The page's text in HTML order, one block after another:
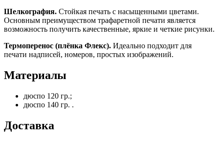
Шелкография. Стойкая печать с насыщенными цветами.
Основным преимуществом трафаретной печати является
возможность получить качественные, яркие и четкие рисунки.
Термоперенос (плёнка Флекс). Идеально подходит для
печати надписей, номеров, простых изображений.
Материалы
дюспо 120 гр.;
дюспо 140 гр. .
Доставка